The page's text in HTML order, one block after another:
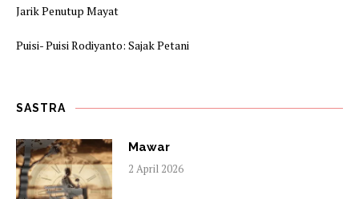
Jarik Penutup Mayat
Puisi- Puisi Rodiyanto: Sajak Petani
SASTRA
Mawar
2 April 2026